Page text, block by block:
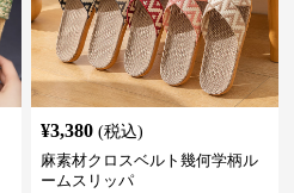
¥3,380 (税込)
麻素材クロスベルト幾何学柄ル
ームスリッパ